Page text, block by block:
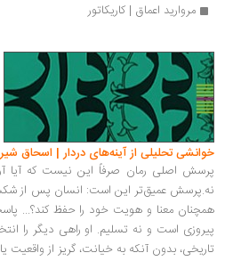
مروارید اعماق | کاریکاتور
تحلیلی از آینه‌های دردار | اسحاق شیروانی
اصلی رمان صرفاً این نیست که آیا
عمیق‌تر این است: انسان پس از شکست
معنا و هویت خود را حفظ کند؟... پاسخی که
است و نه تسلیم. او راهی دیگر را انتخاب
بدون آنکه به خیانت، گریز از واقعیت یا انکار